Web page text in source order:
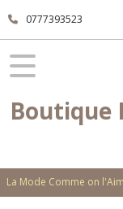
0777393523
Boutique